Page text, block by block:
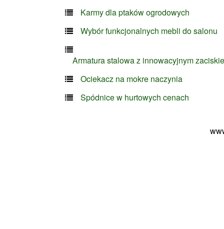
Karmy dla ptaków ogrodowych
Wybór funkcjonalnych mebli do salonu
Armatura stalowa z innowacyjnym
Ociekacz na mokre naczynia
Spódnice w hurtowych cenach